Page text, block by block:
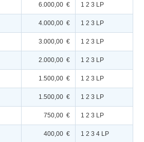
6.000,00 € 1 2 3 LP
4.000,00 € 1 2 3 LP
3.000,00 € 1 2 3 LP
2.000,00 € 1 2 3 LP
1.500,00 € 1 2 3 LP
1.500,00 € 1 2 3 LP
750,00 € 1 2 3 LP
400,00 € 1 2 3 4 LP